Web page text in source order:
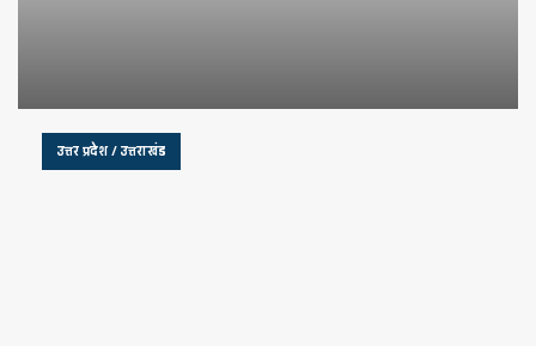
उत्तर प्रदेश / उत्तराखंड